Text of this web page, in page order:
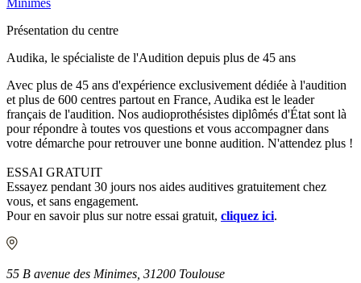
Minimes
Présentation du centre
Audika, le spécialiste de l'Audition depuis plus de 45 ans
Avec plus de 45 ans d'expérience exclusivement dédiée à l'audition
et plus de 600 centres partout en France, Audika est le leader
français de l'audition. Nos audioprothésistes diplômés d'État sont là
pour répondre à toutes vos questions et vous accompagner dans
votre démarche pour retrouver une bonne audition. N'attendez plus !
ESSAI GRATUIT
Essayez pendant 30 jours nos aides auditives gratuitement chez
vous, et sans engagement.
Pour en savoir plus sur notre essai gratuit, cliquez ici.
55 B avenue des Minimes, 31200 Toulouse